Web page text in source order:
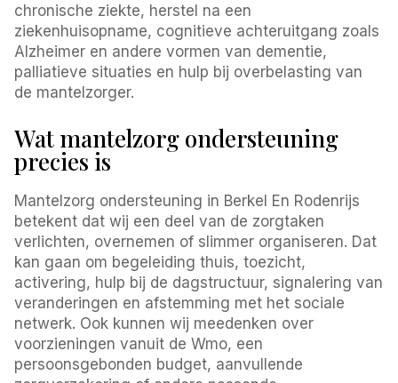
chronische ziekte, herstel na een
ziekenhuisopname, cognitieve achteruitgang zoals
Alzheimer en andere vormen van dementie,
palliatieve situaties en hulp bij overbelasting van
de mantelzorger.
Wat mantelzorg ondersteuning
precies is
Mantelzorg ondersteuning in Berkel En Rodenrijs
betekent dat wij een deel van de zorgtaken
verlichten, overnemen of slimmer organiseren. Dat
kan gaan om begeleiding thuis, toezicht,
activering, hulp bij de dagstructuur, signalering van
veranderingen en afstemming met het sociale
netwerk. Ook kunnen wij meedenken over
voorzieningen vanuit de Wmo, een
persoonsgebonden budget, aanvullende